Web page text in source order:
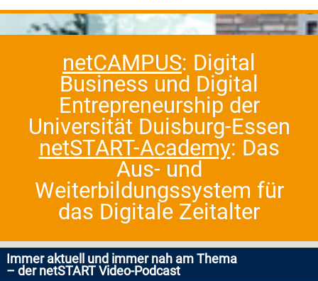
netCAMPUS: Digital
Business und Digital
Entrepreneurship der
Universität Duisburg-Essen
netSTART-Academy: Das
Aus- und
Weiterbildungssystem für
das Digitale Zeitalter
Immer aktuell und immer nah am Thema
– der netSTART Video-Podcast